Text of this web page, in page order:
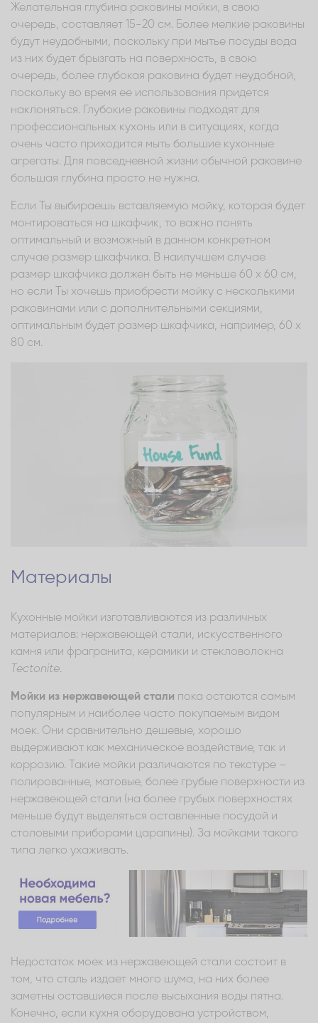
Желательная глубина раковины мойки, в свою
очередь, составляет 15-20 см. Более мелкие раковины
будут неудобными, поскольку при мытье посуды вода
из них будет брызгать на поверхность, в свою
очередь, более глубокая раковина будет неудобной,
поскольку во время ее использования придется
наклоняться. Глубокие раковины подходят для
профессиональных кухонь или в ситуациях, когда
очень часто приходится мыть большие кухонные
агрегаты. Для повседневной жизни обычной раковине
большая глубина просто не нужна.
Если Ты выбираешь вставляемую мойку, которая будет
монтироваться на шкафчик, то важно понять
оптимальный и возможный в данном конкретном
случае размер шкафчика. В наилучшем случае
размер шкафчика должен быть не меньше 60 x 60 см,
но если Ты хочешь приобрести мойку с несколькими
раковинами или с дополнительными секциями,
оптимальным будет размер шкафчика, например, 60 x
80 см.
Материалы
Кухонные мойки изготавливаются из различных
материалов: нержавеющей стали, искусственного
камня или фрагранита, керамики и стекловолокна
Tectonite.
Мойки из нержавеющей стали пока остаются самым
популярным и наиболее часто покупаемым видом
моек. Они сравнительно дешевые, хорошо
выдерживают как механическое воздействие, так и
коррозию. Такие мойки различаются по текстуре –
полированные, матовые, более грубые поверхности из
нержавеющей стали (на более грубых поверхностях
меньше будут выделяться оставленные посудой и
столовыми приборами царапины). За мойками такого
типа легко ухаживать.
Недостаток моек из нержавеющей стали состоит в
том, что сталь издает много шума, на них более
заметны оставшиеся после высыхания воды пятна.
Конечно, если кухня оборудована устройством,